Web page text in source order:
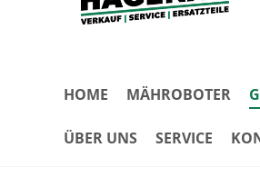
HOME MÄHROBOTER
ÜBER UNS SERVICE